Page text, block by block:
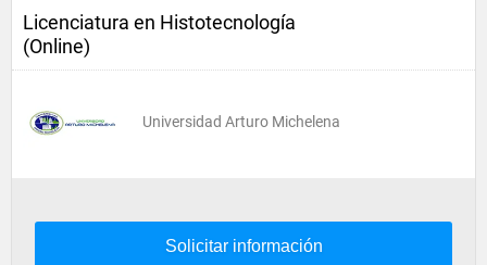
Licenciatura en Histotecnología
(Online)
Universidad Arturo Michelena
Solicitar información